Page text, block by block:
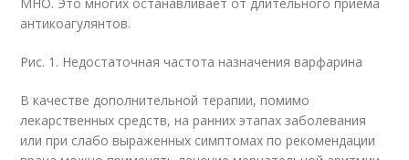
антикоагулянтов.
Рис. 1. Недостаточная частота назначения варфарина
В качестве дополнительной терапии, помимо
лекарственных средств, на ранних этапах заболевания
или при слабо выраженных симптомах по рекомендации